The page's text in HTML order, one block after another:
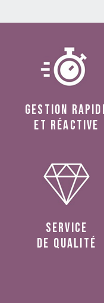
Gestion
et réactive
service
de qualité